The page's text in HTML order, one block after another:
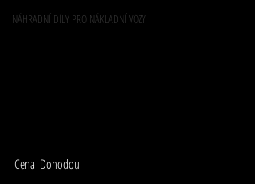
NÁHRADNÍ DÍLY PRO NÁKLADNÍ VOZY
Cena  Dohodou